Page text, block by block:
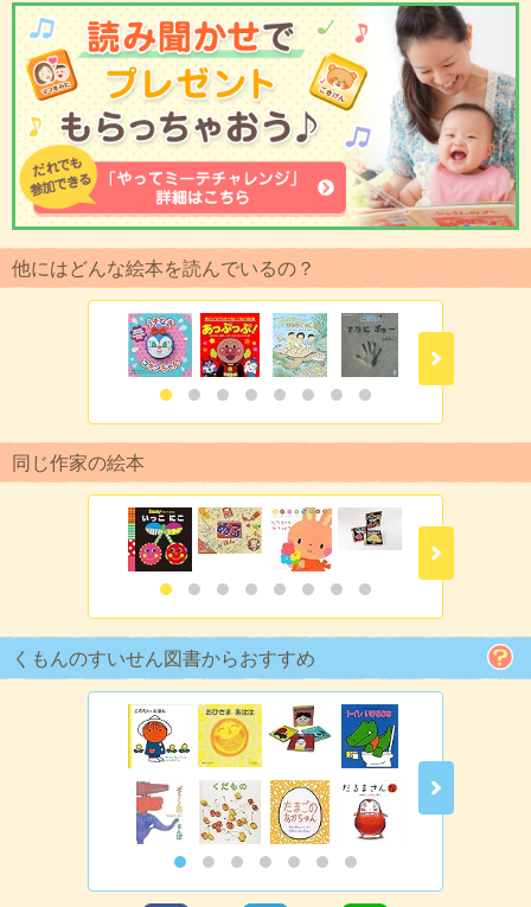
他にはどんな絵本を読んでいるの？
同じ作家の絵本
くもんのすいせん図書からおすすめ